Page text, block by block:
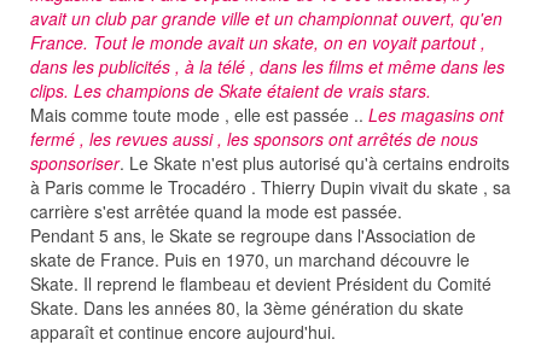
avait un club par grande ville et un championnat ouvert, qu'en
France. Tout le monde avait un skate, on en voyait partout ,
dans les publicités , à la télé , dans les films et même dans les
clips. Les champions de Skate étaient de vrais stars.
Mais comme toute mode , elle est passée .. Les magasins ont
fermé , les revues aussi , les sponsors ont arrêtés de nous
sponsoriser. Le Skate n'est plus autorisé qu'à certains endroits
à Paris comme le Trocadéro . Thierry Dupin vivait du skate , sa
carrière s'est arrêtée quand la mode est passée.
Pendant 5 ans, le Skate se regroupe dans l'Association de
skate de France. Puis en 1970, un marchand découvre le
Skate. Il reprend le flambeau et devient Président du Comité
Skate. Dans les années 80, la 3ème génération du skate
apparaît et continue encore aujourd'hui.